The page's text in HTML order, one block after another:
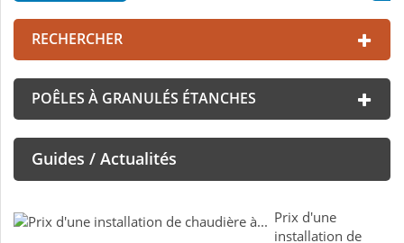
RECHERCHER
POÊLES À GRANULÉS ÉTANCHES
Guides / Actualités
Prix d'une
installation de